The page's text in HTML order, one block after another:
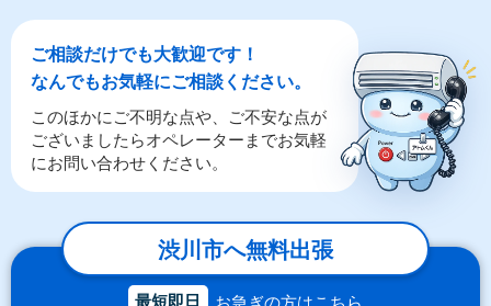
ご相談だけでも大歓迎です！
なんでもお気軽にご相談ください。
このほかにご不明な点や、ご不安な点が
ございましたらオペレーターまでお気軽
にお問い合わせください。
渋川市へ無料出張
最短即日 お急ぎの方はこちら